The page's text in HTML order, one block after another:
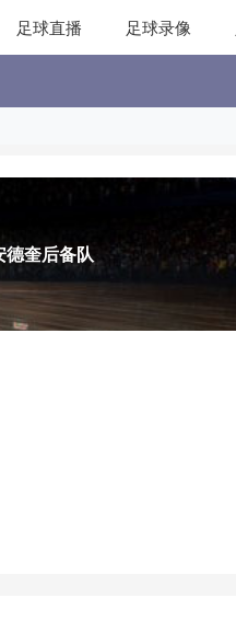
足球直播 足球录像
德奎后备队